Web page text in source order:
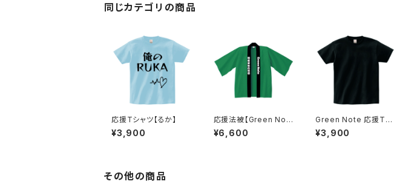
同じカテゴリの商品
応援Tシャツ【るか】
¥3,900
応援法被【Green Not
e】
¥6,600
Green Note 応援Tシ
ャツ
¥3,900
その他の商品